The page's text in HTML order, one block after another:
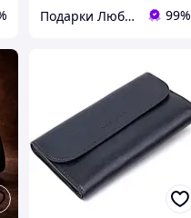
Подарки Любимым 99%